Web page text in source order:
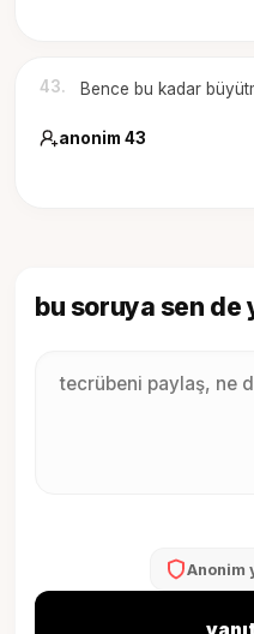
43. Bence bu kadar
anonim 43
bu soruya sen de
Anonim